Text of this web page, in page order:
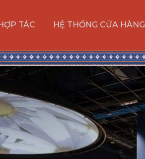
TÁC HỆ THỐNG CỬA HÀNG